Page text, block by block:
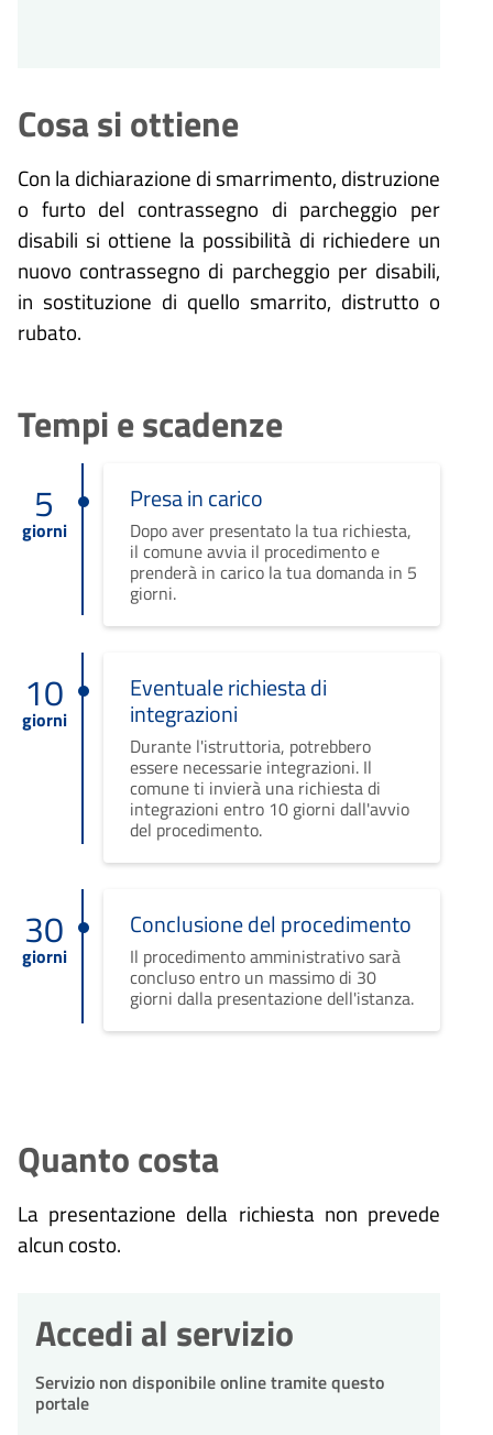
Cosa si ottiene
Con la dichiarazione di smarrimento, distruzione
o furto del contrassegno di parcheggio per
disabili si ottiene la possibilità di richiedere un
nuovo contrassegno di parcheggio per disabili,
in sostituzione di quello smarrito, distrutto o
rubato.
Tempi e scadenze
5
giorni
Presa in carico
Dopo aver presentato la tua richiesta,
il comune avvia il procedimento e
prenderà in carico la tua domanda in 5
giorni.
10
giorni
Eventuale richiesta di
integrazioni
Durante l'istruttoria, potrebbero
essere necessarie integrazioni. Il
comune ti invierà una richiesta di
integrazioni entro 10 giorni dall'avvio
del procedimento.
30
giorni
Conclusione del procedimento
Il procedimento amministrativo sarà
concluso entro un massimo di 30
giorni dalla presentazione dell'istanza.
Quanto costa
La presentazione della richiesta non prevede
alcun costo.
Accedi al servizio
Servizio non disponibile online tramite questo
portale